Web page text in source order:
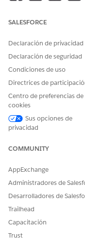
en la consola de
Mostrar una lista
Cancelar
Facilite a los
cancelar citas
consola. Desde la
clic en la acción
citas como la
usuarios también
cita para cancelar
¿RESOLVIÓ
¡Háganos
SALESFORCE
Declaración de privacidad
Declaración de seguridad
Condiciones de uso
Directrices de
Centro de preferencias de
cookies
Sus opciones de
privacidad
COMMUNITY
AppExchange
Administradores de
Desarrolladores de
Trailhead
Capacitación
Trust